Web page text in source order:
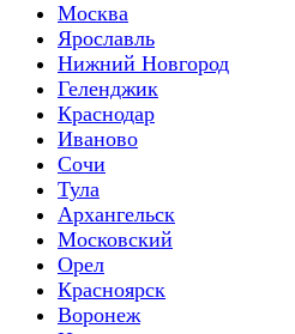
Москва
Ярославль
Нижний Новгород
Геленджик
Краснодар
Иваново
Сочи
Тула
Архангельск
Московский
Орел
Красноярск
Воронеж